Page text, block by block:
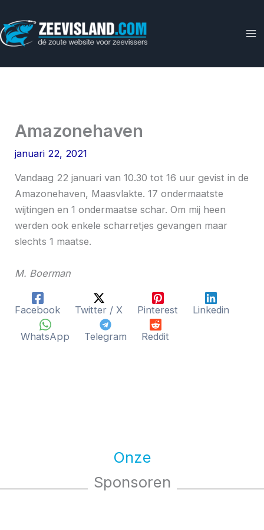
naar
de
Amazonehaven
januari 22, 2021
Vandaag 22 januari van 10.30 tot 16 uur gevist in de
Amazonehaven, Maasvlakte. 17 ondermaatste
wijtingen en 1 ondermaatse schar. Om mij heen
werden ook enkele scharretjes gevangen maar
slechts 1 maatse.
M. Boerman
Facebook Twitter / X Pinterest Linkedin
WhatsApp Telegram Reddit
Onze
Sponsoren